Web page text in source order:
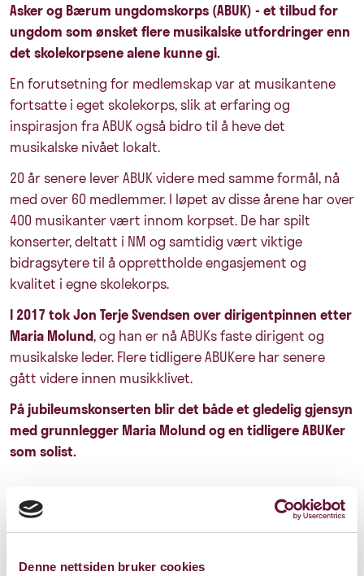
Denne nettsiden bruker cookies
Asker og Bærum ungdomskorps (ABUK) - et tilbud for
ungdom som ønsket flere musikalske utfordringer enn
det skolekorpsene alene kunne gi.
En forutsetning for medlemskap var at musikantene
fortsatte i eget skolekorps, slik at erfaring og
inspirasjon fra ABUK også bidro til å heve det
musikalske nivået lokalt.
20 år senere lever ABUK videre med samme formål, nå
med over 60 medlemmer. I løpet av disse årene har over
400 musikanter vært innom korpset. De har spilt
konserter, deltatt i NM og samtidig vært viktige
bidragsytere til å opprettholde engasjement og
kvalitet i egne skolekorps.
I 2017 tok Jon Terje Svendsen over dirigentpinnen etter
Maria Molund, og han er nå ABUKs faste dirigent og
musikalske leder. Flere tidligere ABUKere har senere
gått videre innen musikklivet.
På jubileumskonserten blir det både et gledelig gjensyn
med grunnlegger Maria Molund og en tidligere ABUKer
som solist.